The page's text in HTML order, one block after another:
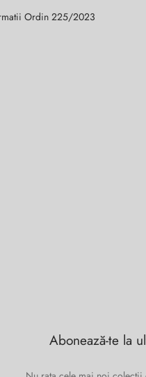
Ordin 225/2023
Abonează-te la